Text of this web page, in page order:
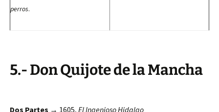
perros.
5.- Don Quijote de la Mancha
Dos Partes → 1605, El Ingenioso Hidalgo